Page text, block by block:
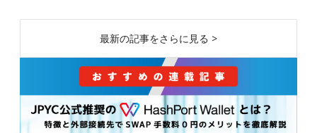
最新の記事をさらに見る >